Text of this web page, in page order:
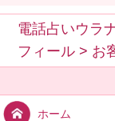
電話占いウラ
フィール > お
ホーム